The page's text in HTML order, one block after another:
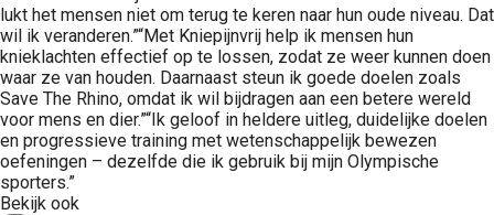
lukt het mensen niet om terug te keren naar hun oude niveau. Dat
wil ik veranderen.”“Met Kniepijnvrij help ik mensen hun
knieklachten effectief op te lossen, zodat ze weer kunnen doen
waar ze van houden. Daarnaast steun ik goede doelen zoals
Save The Rhino, omdat ik wil bijdragen aan een betere wereld
voor mens en dier.”“Ik geloof in heldere uitleg, duidelijke doelen
en progressieve training met wetenschappelijk bewezen
oefeningen – dezelfde die ik gebruik bij mijn Olympische
sporters.”
Bekijk ook